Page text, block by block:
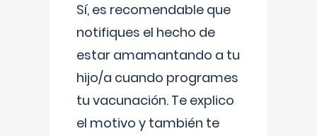
Sí, es recomendable que
notifiques el hecho de
estar amamantando a tu
hijo/a cuando programes
tu vacunación. Te explico
el motivo y también te